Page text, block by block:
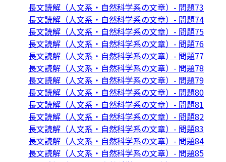
長文読解（人文系・自然科学系の文章）- 問題73
長文読解（人文系・自然科学系の文章）- 問題74
長文読解（人文系・自然科学系の文章）- 問題75
長文読解（人文系・自然科学系の文章）- 問題76
長文読解（人文系・自然科学系の文章）- 問題77
長文読解（人文系・自然科学系の文章）- 問題78
長文読解（人文系・自然科学系の文章）- 問題79
長文読解（人文系・自然科学系の文章）- 問題80
長文読解（人文系・自然科学系の文章）- 問題81
長文読解（人文系・自然科学系の文章）- 問題82
長文読解（人文系・自然科学系の文章）- 問題83
長文読解（人文系・自然科学系の文章）- 問題84
長文読解（人文系・自然科学系の文章）- 問題85